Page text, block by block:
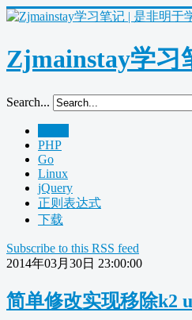
Zjmainstay学习
Search...
PHP
Go
Linux
jQuery
正则表达式
下载
Subscribe to this RSS feed
2014年03月30日 23:00:00
简单修改实现移除k2